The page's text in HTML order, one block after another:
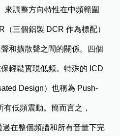
來調整方向特性在中頻範圍
三個鋁製 DCR 作為標配）
和擴散聲之間的關係。四個
輕鬆實現低頻。特殊的 ICD
Design）也稱為 Push-
低頻震動。簡而言之，
在整個頻譜和所有音量下完